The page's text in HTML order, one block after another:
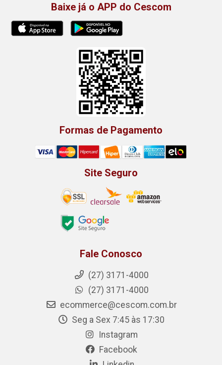
Baixe já o APP do Cescom
Formas de Pagamento
Site Seguro
Fale Conosco
(27) 3171-4000
(27) 3171-4000
ecommerce@cescom.com.br
Seg a Sex 7:45 às 17:30
Instagram
Facebook